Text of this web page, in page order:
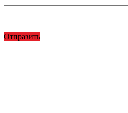
Отправить